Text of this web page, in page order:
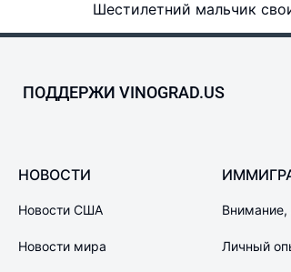
Шестилетний мальчик
ПОДДЕРЖИ VINOGRAD.US
НОВОСТИ
Новости США
Новости мира
Внимание,
Личный